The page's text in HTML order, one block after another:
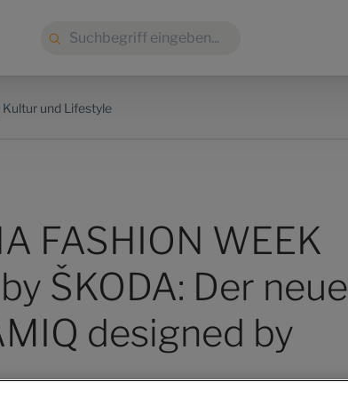
Kultur und Lifestyle
Suche:
FASHION WEEK
ŠKODA: Der neue
designed by